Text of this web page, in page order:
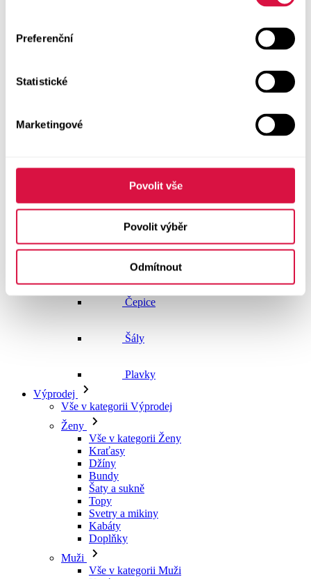
Preferenční
Statistické
Marketingové
Povolit vše
Povolit výběr
Odmítnout
Pásky
Peněženky
Tašky
Vše v kategorii Výprodej
Ženy
Vše v kategorii Ženy
Kraťasy
Džíny
Bundy
Šaty a sukně
Topy
Svetry a mikiny
Kabáty
Doplňky
Vše v kategorii Muži
Kraťasy
Džíny